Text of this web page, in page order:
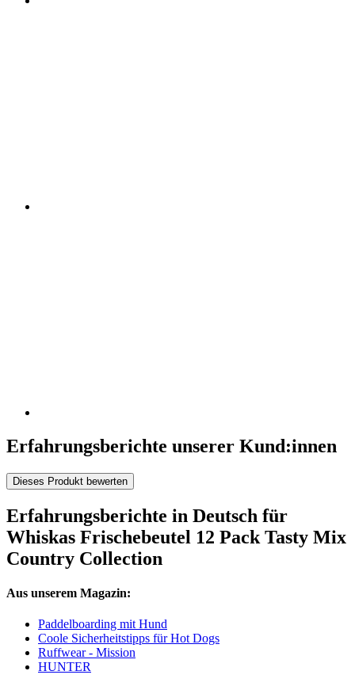
Erfahrungsberichte unserer Kund:innen
Dieses Produkt bewerten
Erfahrungsberichte in Deutsch für
Whiskas Frischebeutel 12 Pack Tasty Mix
Country Collection
Aus unserem Magazin:
Paddelboarding mit Hund
Coole Sicherheitstipps für Hot Dogs
Ruffwear - Mission
HUNTER